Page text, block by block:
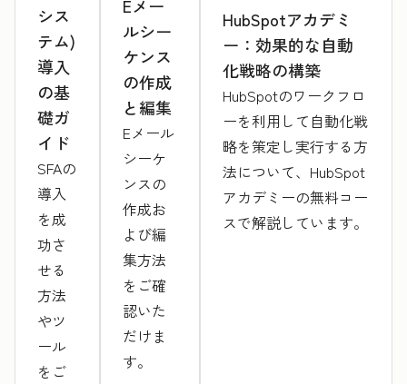
シス
テム)
導入
の基
礎ガ
イド
SFAの
導入
を成
功さ
せる
方法
やツ
ール
をご
Eメー
ルシー
ケンス
の作成
と編集
Eメール
シーケ
ンスの
作成お
よび編
集方法
をご確
認いた
だけま
す。
HubSpotアカデミ
ー：効果的な自動
化戦略の構築
HubSpotのワークフロ
ーを利用して自動化戦
略を策定し実行する方
法について、HubSpot
アカデミーの無料コー
スで解説しています。